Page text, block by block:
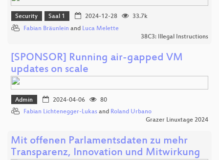
Security Saal 1 2024-12-28
33.7k
Fabian Bräunlein and Luca Melette
38C3: Illegal Instructions
[SPONSOR] Running air-gapped VM
updates on scale
Admin 2024-04-06
80
Fabian Lichtenegger-Lukas and Roland Urbano
Grazer Linuxtage 2024
Mit offenen Parlamentsdaten zu mehr
Transparenz, Innovation und Mitwirkung